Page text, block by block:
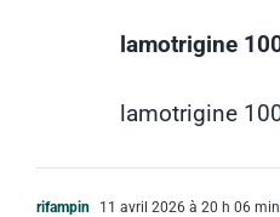
lamotrigine
lamotrigine
rifampin 11 avril 2026 à 20 h 06 min